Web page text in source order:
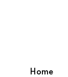
Home